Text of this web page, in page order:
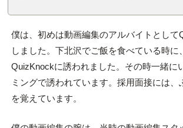
僕は、初めは動画編集のアルバイトとして
しました。下北沢でご飯を食べている時に
QuizKnockに誘われました。その時一緒に
ミングで誘われています。採用面接には、
を覚えています。